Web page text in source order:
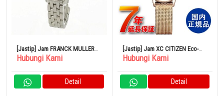
[Jastip] Jam FRANCK MULLER
Tono Curvex Intermedia 2251QZ
Hubungi Kami
Detail
[Jastip] Jam XC CITIZEN Eco-
Drive Official Japanese Product
Hubungi Kami
Detail